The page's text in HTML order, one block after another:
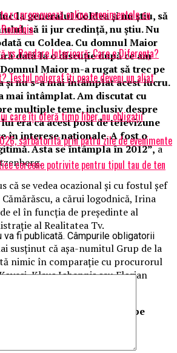
la generalul Coldea şi nu ştiu, să
să îi jur credinţă, nu ştiu. Nu
cu Coldea. Cu domnul Maior
dată la o discuţie după ce am
Maior m-a rugat să trec pe
şi nu s-a mai întâmplat acest lucru.
mai întâmplat. Am discutat cu
multiple teme, inclusiv despre
era ca acest post de televizune
în interese naţionale. A fost o
Asta se întâmpla în 2012”,a
că se vedea ocazional şi cu fostul şef
a cărui logodnică, Irina
el în funcţia de preşedinte al
al Realitatea Tv.
susținut că aşa-numitul Grup de la
nimic în comparaţie cu procurorul
Klaus Iohannis sau Florian
e zero barat ca influenţă pe
promovează online evenimentele cu
vs Randare Interioară: Care e Diferența?
Testul poligraf îţi poate deveni un aliat
care îți oferă timp liber, nu obligații
sărbătorită prin patru zile de evenimente
coreene potrivite pentru tipul tau de ten
va fi publicată. Câmpurile obligatorii